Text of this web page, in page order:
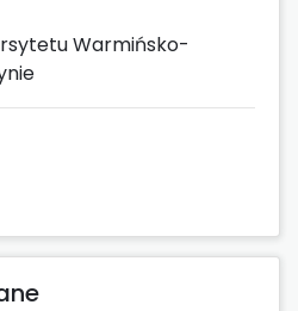
Warmińsko-